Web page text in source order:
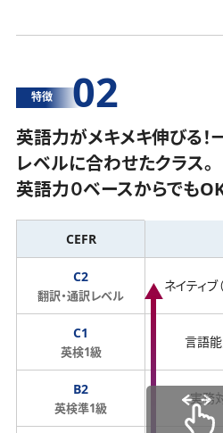
特徴 02
英語力がメキメキ伸びる
レベルに合わせたクラス。
英語力０ベースからでも
CEFR
C2
翻訳・通訳レベル
ネイティ
C1
英検1級
言語
B2
英検準1級
実務